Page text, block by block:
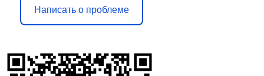
Написать о проблеме